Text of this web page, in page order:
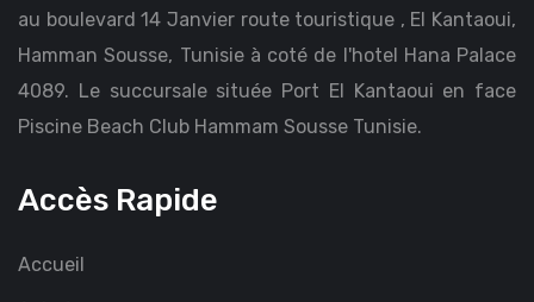
au boulevard 14 Janvier route touristique , El Kantaoui,
Hamman Sousse, Tunisie à coté de l'hotel Hana Palace
4089. Le succursale située Port El Kantaoui en face
Piscine Beach Club Hammam Sousse Tunisie.
Accès Rapide
Accueil